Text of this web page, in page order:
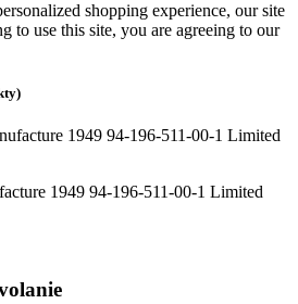
shopping experience, our site
to use this site, you are agreeing to our
1949 94-196-511-00-1 Limited